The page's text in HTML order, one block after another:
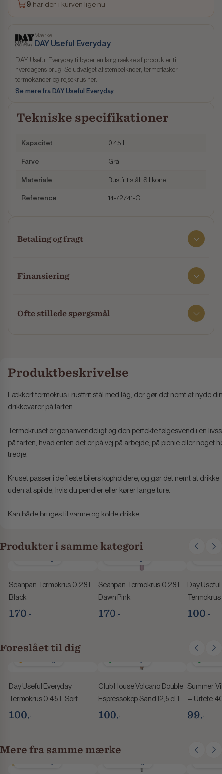
9 har den i kurven lige nu
Mærke
DAY Useful Everyday
DAY Useful Everyday tilbyder en lang række af produkter til
hverdagens brug. Se udvalget af stempelknder, termoflasker,
termokander og rejsekrus her.
Se mere fra DAY Useful Everyday
Tekniske specifikationer
Kapacitet 0,45 L
Farve Grå
Materiale Rustfrit stål, Silikone
Reference 14-72741-C
Betaling og fragt
Finansiering
Ofte stillede spørgsmål
Produktbeskrivelse
Lækkert termokrus i rustfrit stål med låg, der gør det nemt at nyde
drikkevarer på farten.
Termokruset er genanvendeligt og den perfekte følgesvend i en
på farten, hvad enten det er på vej på arbejde, på picnic eller noget
tredje.
Kruset passer i de fleste bilers kopholdere, og gør det nemt at drikke
uden at spilde, hvis du pendler eller kører lange ture.
Kan både bruges til varme og kolde drikke.
Produkter i samme kategori
170,-
Scanpan Termokrus 0,28 L
Black
170,-
Scanpan Termokrus 0,28 L
Dawn Pink
100,-
Day
Foreslået til dig
100 ,-
Day Useful Everyday
Termokrus 0,45 L Sort
100 ,-
Club House Volcano Double
Espressokop Sand 12,5 cl 1
Stk
99 ,-
Summer
– Urtete
Mere fra samme mærke